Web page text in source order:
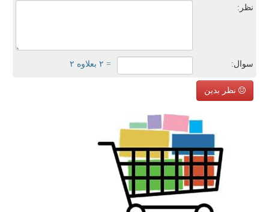
نظر:
سوال: = ۲ بعلاوه ۲
نظر بدین